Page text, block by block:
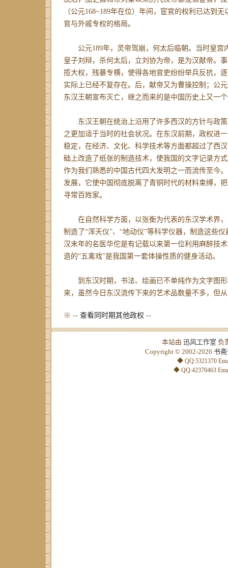
（公元168~189年在位）年间，宦官的权利已达到
官与外戚专权的格局。
公元189年，灵帝驾崩，何太后临朝。当时皇宫
皇子刘辩，杀何太后，立刘协为帝，是为汉献帝。
揽大权，残暴专横，使得各地官吏纷纷举兵反抗，
实际上已经不复存在。后，献帝又为曹操控制；公
东汉王朝宣布灭亡，继之而来的是中国历史上又
东汉王朝在统治上沿用了许多西汉的方针与政策
之更加适于当时的社会状况。在东汉前期，政权进
稳定，在经济、文化、科学技术等方面都超过了西
础上改造了纸张的制造技术，使我国的文字记录方
作为我们熟悉的中国古代四大发明之一而流传至今
发展，它使中国彻底脱离了青铜时代的材料束缚，
寻常百姓家。
在自然科学方面，以张衡为代表的东汉学术界，
制造了“浑天仪”、“地动仪”等科学仪器，制造这些
汉末年的名医华佗是有记载以来第一位利用麻醉技
造的“五禽戏”是我国第一套体操性质的健身活动。
到东汉时期，书法、绘画已不单纯作为文字图形
来，虽然今日东汉流传下来的艺术品数量不多，但
※ -- 查看同时期其他政权 --
本站由 迅风工作室 负
Copyright © 2002-2026 书
◆ QQ:5321370
◆ QQ:42370463